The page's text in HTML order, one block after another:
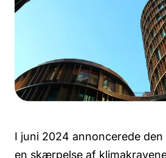
I juni 2024 annoncerede
en skærpelse af